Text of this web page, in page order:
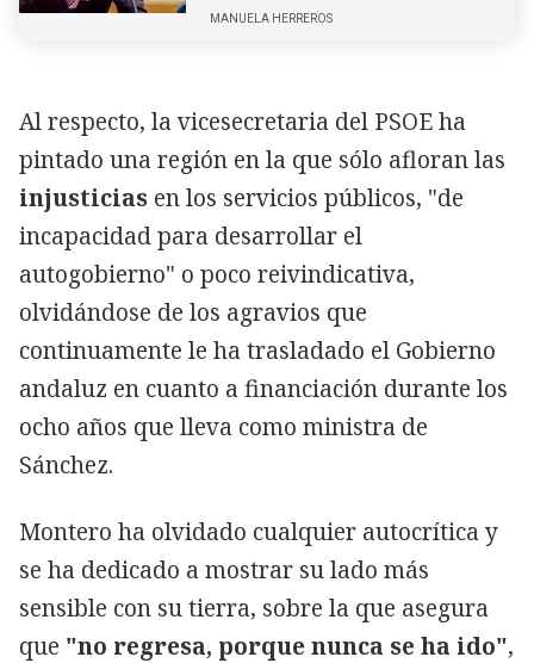
MANUELA HERREROS
Al respecto, la vicesecretaria del PSOE ha
pintado una región en la que sólo afloran las
injusticias en los servicios públicos, "de
incapacidad para desarrollar el
autogobierno" o poco reivindicativa,
olvidándose de los agravios que
continuamente le ha trasladado el Gobierno
andaluz en cuanto a financiación durante los
ocho años que lleva como ministra de
Sánchez.
Montero ha olvidado cualquier autocrítica y
se ha dedicado a mostrar su lado más
sensible con su tierra, sobre la que asegura
que "no regresa, porque nunca se ha ido",